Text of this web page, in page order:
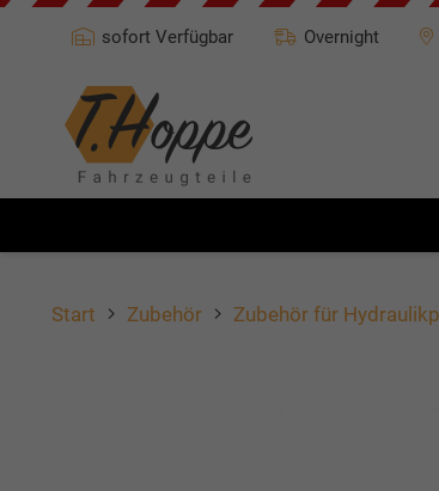
sofort Verfügbar Overnight
Start Zubehör Zubehör für